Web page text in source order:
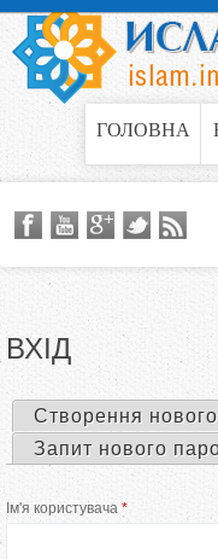
ГОЛОВНА
ВХІД
е
Створення
Запит нового
Ім'я користувача *